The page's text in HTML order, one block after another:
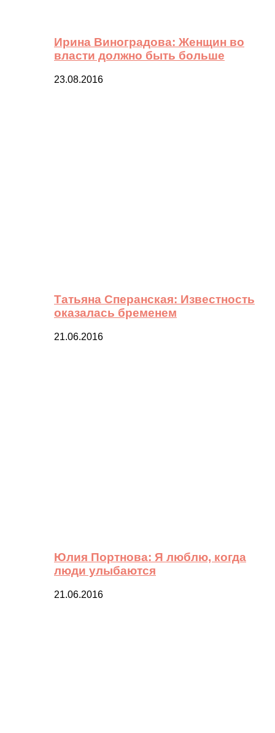
Ирина Виноградова: Женщин во
власти должно быть больше
23.08.2016
Татьяна Сперанская: Известность
оказалась бременем
21.06.2016
Юлия Портнова: Я люблю, когда
люди улыбаются
21.06.2016